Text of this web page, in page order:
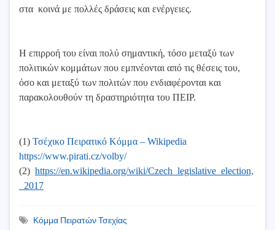
στα κοινά με πολλές δράσεις και ενέργειες.
Η επιρροή του είναι πολύ σημαντική, τόσο μεταξύ των
πολιτικών κομμάτων που εμπνέονται από τις θέσεις του,
όσο και μεταξύ των πολιτών που ενδιαφέρονται και
παρακολουθούν τη δραστηριότητα του ΠΕΙΡ.
(1) Τσέχικο Πειρατικό Κόμμα – Wikipedia
https://www.pirati.cz/volby/
(2) https://en.wikipedia.org/wiki/Czech_legislative_election,
_2017
Κόμμα Πειρατών Τσεχίας